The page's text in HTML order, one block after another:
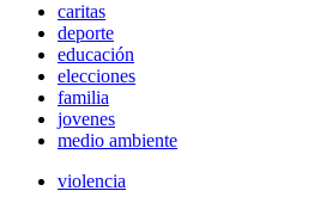
caritas
deporte
educación
elecciones
familia
jovenes
medio ambiente
violencia